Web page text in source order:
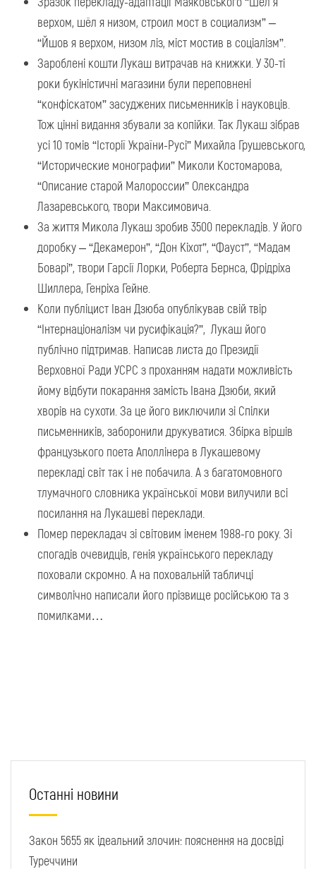
верхом, шёл я низом, строил мост в социализм” –
“Йшов я верхом, низом ліз, міст мостив в соціалізм”.
Зароблені кошти Лукаш витрачав на книжки. У 30-ті
роки букіністичні магазини були переповнені
“конфіскатом” засуджених письменників і науковців.
Тож цінні видання збували за копійки. Так Лукаш зібрав
усі 10 томів “Історії України-Русі” Михайла Грушевського,
“Исторические монографии” Миколи Костомарова,
“Описание старой Малороссии” Олександра
Лазаревського, твори Максимовича.
За життя Микола Лукаш зробив 3500 перекладів. У його
доробку – “Декамерон”, “Дон Кіхот”, “Фауст”, “Мадам
Боварі”, твори Гарсії Лорки, Роберта Бернса, Фрідріха
Шиллера, Генріха Гейне.
Коли публіцист Іван Дзюба опублікував свій твір
“Інтернаціоналізм чи русифікація?”, Лукаш його
публічно підтримав. Написав листа до Президії
Верховної Ради УСРС з проханням надати можливість
йому відбути покарання замість Івана Дзюби, який
хворів на сухоти. За це його виключили зі Спілки
письменників, заборонили друкуватися. Збірка віршів
французького поета Аполлінера в Лукашевому
перекладі світ так і не побачила. А з багатомовного
тлумачного словника української мови вилучили всі
посилання на Лукашеві переклади.
Помер перекладач зі світовим іменем 1988-го року. Зі
спогадів очевидців, генія українського перекладу
поховали скромно. А на поховальній табличці
символічно написали його прізвище російською та з
помилками…
Останні новини
Закон 5655 як ідеальний злочин: пояснення на досвіді
Туреччини